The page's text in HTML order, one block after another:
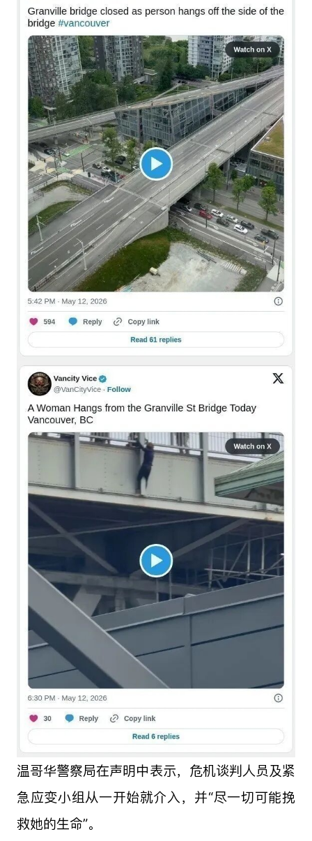
温哥华警察局在声明中表示，危机谈判人员及紧
急应变小组从一开始就介入，并“尽一切可能挽
救她的生命”。